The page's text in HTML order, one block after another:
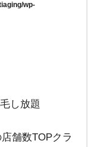
wp-
し放題
舗数TOPクラ